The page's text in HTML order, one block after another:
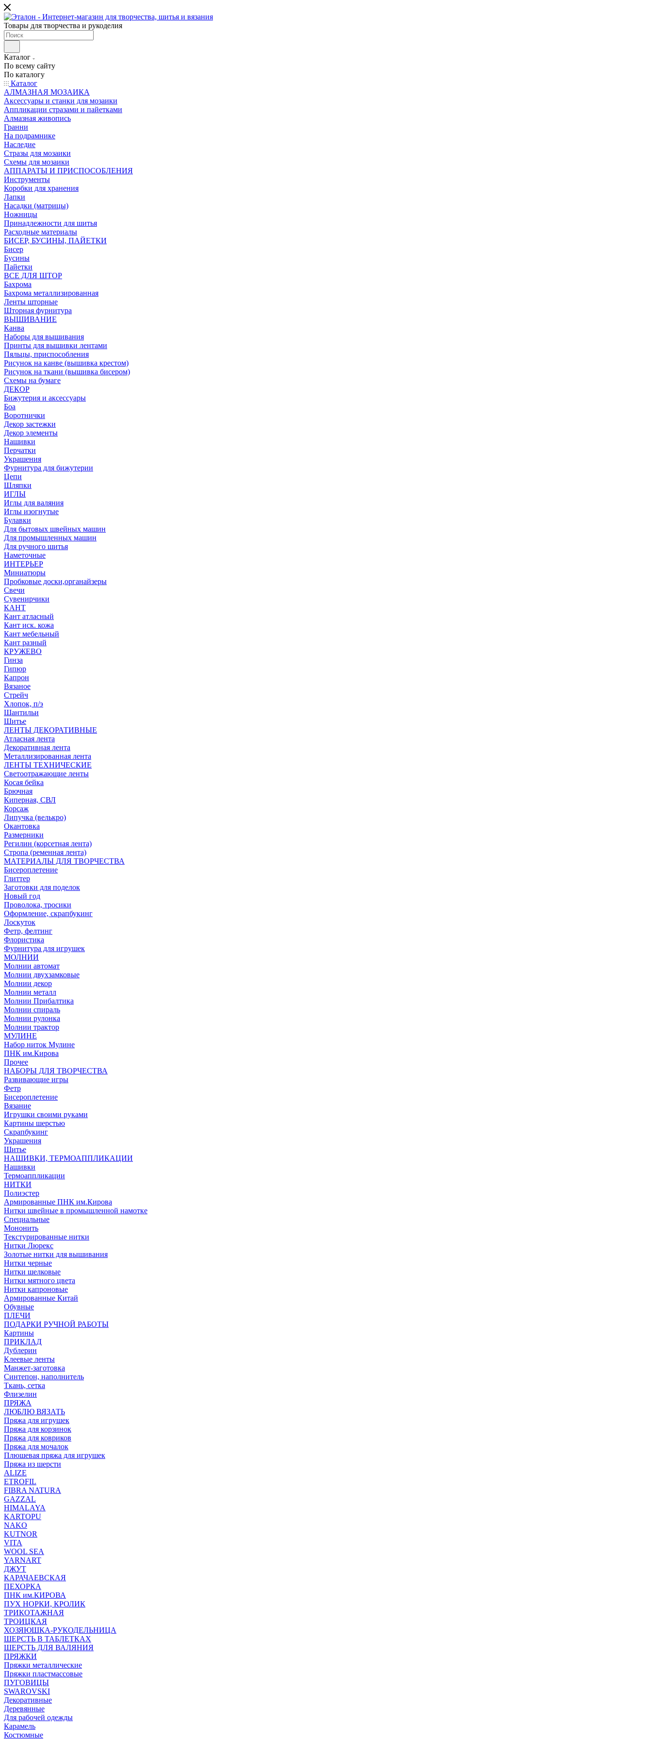
Товары для творчества и рукоделия
Каталог
По всему сайту
По каталогу
Каталог
АЛМАЗНАЯ МОЗАИКА
Аксессуары и станки для мозаики
Аппликации стразами и пайетками
Алмазная живопись
Гранни
На подрамнике
Наследие
Стразы для мозаики
Схемы для мозаики
АППАРАТЫ И ПРИСПОСОБЛЕНИЯ
Инструменты
Коробки для хранения
Лапки
Насадки (матрицы)
Ножницы
Принадлежности для шитья
Расходные материалы
БИСЕР, БУСИНЫ, ПАЙЕТКИ
Бисер
Бусины
Пайетки
ВСЕ ДЛЯ ШТОР
Бахрома
Бахрома металлизированная
Ленты шторные
Шторная фурнитура
ВЫШИВАНИЕ
Канва
Наборы для вышивания
Принты для вышивки лентами
Пяльцы, приспособления
Рисунок на канве (вышивка крестом)
Рисунок на ткани (вышивка бисером)
Схемы на бумаге
ДЕКОР
Бижутерия и аксессуары
Боа
Воротнички
Декор застежки
Декор элементы
Нашивки
Перчатки
Украшения
Фурнитура для бижутерии
Цепи
Шляпки
ИГЛЫ
Иглы для валяния
Иглы изогнутые
Булавки
Для бытовых швейных машин
Для промышленных машин
Для ручного шитья
Наметочные
ИНТЕРЬЕР
Миниатюры
Пробковые доски,органайзеры
Свечи
Сувенирчики
КАНТ
Кант атласный
Кант иск. кожа
Кант мебельный
Кант разный
КРУЖЕВО
Гинза
Гипюр
Капрон
Вязаное
Стрейч
Хлопок, п/э
Шантильи
Шитье
ЛЕНТЫ ДЕКОРАТИВНЫЕ
Атласная лента
Декоративная лента
Металлизированная лента
ЛЕНТЫ ТЕХНИЧЕСКИЕ
Светоотражающие ленты
Косая бейка
Брючная
Киперная, СВЛ
Корсаж
Липучка (велькро)
Окантовка
Размерники
Регилин (корсетная лента)
Стропа (ременная лента)
МАТЕРИАЛЫ ДЛЯ ТВОРЧЕСТВА
Бисероплетение
Глиттер
Заготовки для поделок
Новый год
Проволока, тросики
Оформление, скрапбукинг
Лоскуток
Фетр, фелтинг
Флористика
Фурнитура для игрушек
МОЛНИИ
Молнии автомат
Молнии двухзамковые
Молнии декор
Молнии металл
Молнии Прибалтика
Молнии спираль
Молнии рулонка
Молнии трактор
МУЛИНЕ
Набор ниток Мулине
ПНК им.Кирова
Прочее
НАБОРЫ ДЛЯ ТВОРЧЕСТВА
Развивающие игры
Фетр
Бисероплетение
Вязание
Игрушки своими руками
Картины шерстью
Скрапбукинг
Украшения
Шитье
НАШИВКИ, ТЕРМОАППЛИКАЦИИ
Нашивки
Термоаппликации
НИТКИ
Полиэстер
Армированные ПНК им.Кирова
Нитки швейные в промышленной намотке
Специальные
Мононить
Текстурированные нитки
Нитки Люрекс
Золотые нитки для вышивания
Нитки черные
Нитки шелковые
Нитки мятного цвета
Нитки капроновые
Армированные Китай
Обувные
ПЛЕЧИ
ПОДАРКИ РУЧНОЙ РАБОТЫ
Картины
ПРИКЛАД
Дублерин
Клеевые ленты
Манжет-заготовка
Синтепон, наполнитель
Ткань, сетка
Флизелин
ПРЯЖА
ЛЮБЛЮ ВЯЗАТЬ
Пряжа для игрушек
Пряжа для корзинок
Пряжа для ковриков
Пряжа для мочалок
Плюшевая пряжа для игрушек
Пряжа из шерсти
ALIZE
ETROFIL
FIBRA NATURA
GAZZAL
HIMALAYA
KARTOPU
NAKO
KUTNOR
VITA
WOOL SEA
YARNART
ДЖУТ
КАРАЧАЕВСКАЯ
ПЕХОРКА
ПНК им.КИРОВА
ПУХ НОРКИ, КРОЛИК
ТРИКОТАЖНАЯ
ТРОИЦКАЯ
ХОЗЯЮШКА-РУКОДЕЛЬНИЦА
ШЕРСТЬ В ТАБЛЕТКАХ
ШЕРСТЬ ДЛЯ ВАЛЯНИЯ
ПРЯЖКИ
Пряжки металлические
Пряжки пластмассовые
ПУГОВИЦЫ
SWAROVSKI
Декоративные
Деревянные
Для рабочей одежды
Карамель
Костюмные